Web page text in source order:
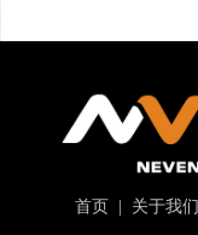
首页 关于我们